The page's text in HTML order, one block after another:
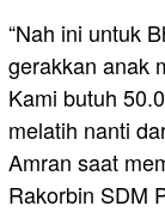
“Nah ini untuk
gerakkan anak
Kami butuh
melatih nanti
Amran saat
Rakorbin SDM